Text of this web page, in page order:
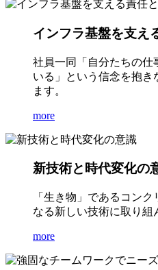
インフラ基盤を支え
社員一同「自分たちの仕
いる」という信念を抱き
ます。
more
新技術と時代変化の
「生き物」であるコン
なる新しい技術に取り組
more